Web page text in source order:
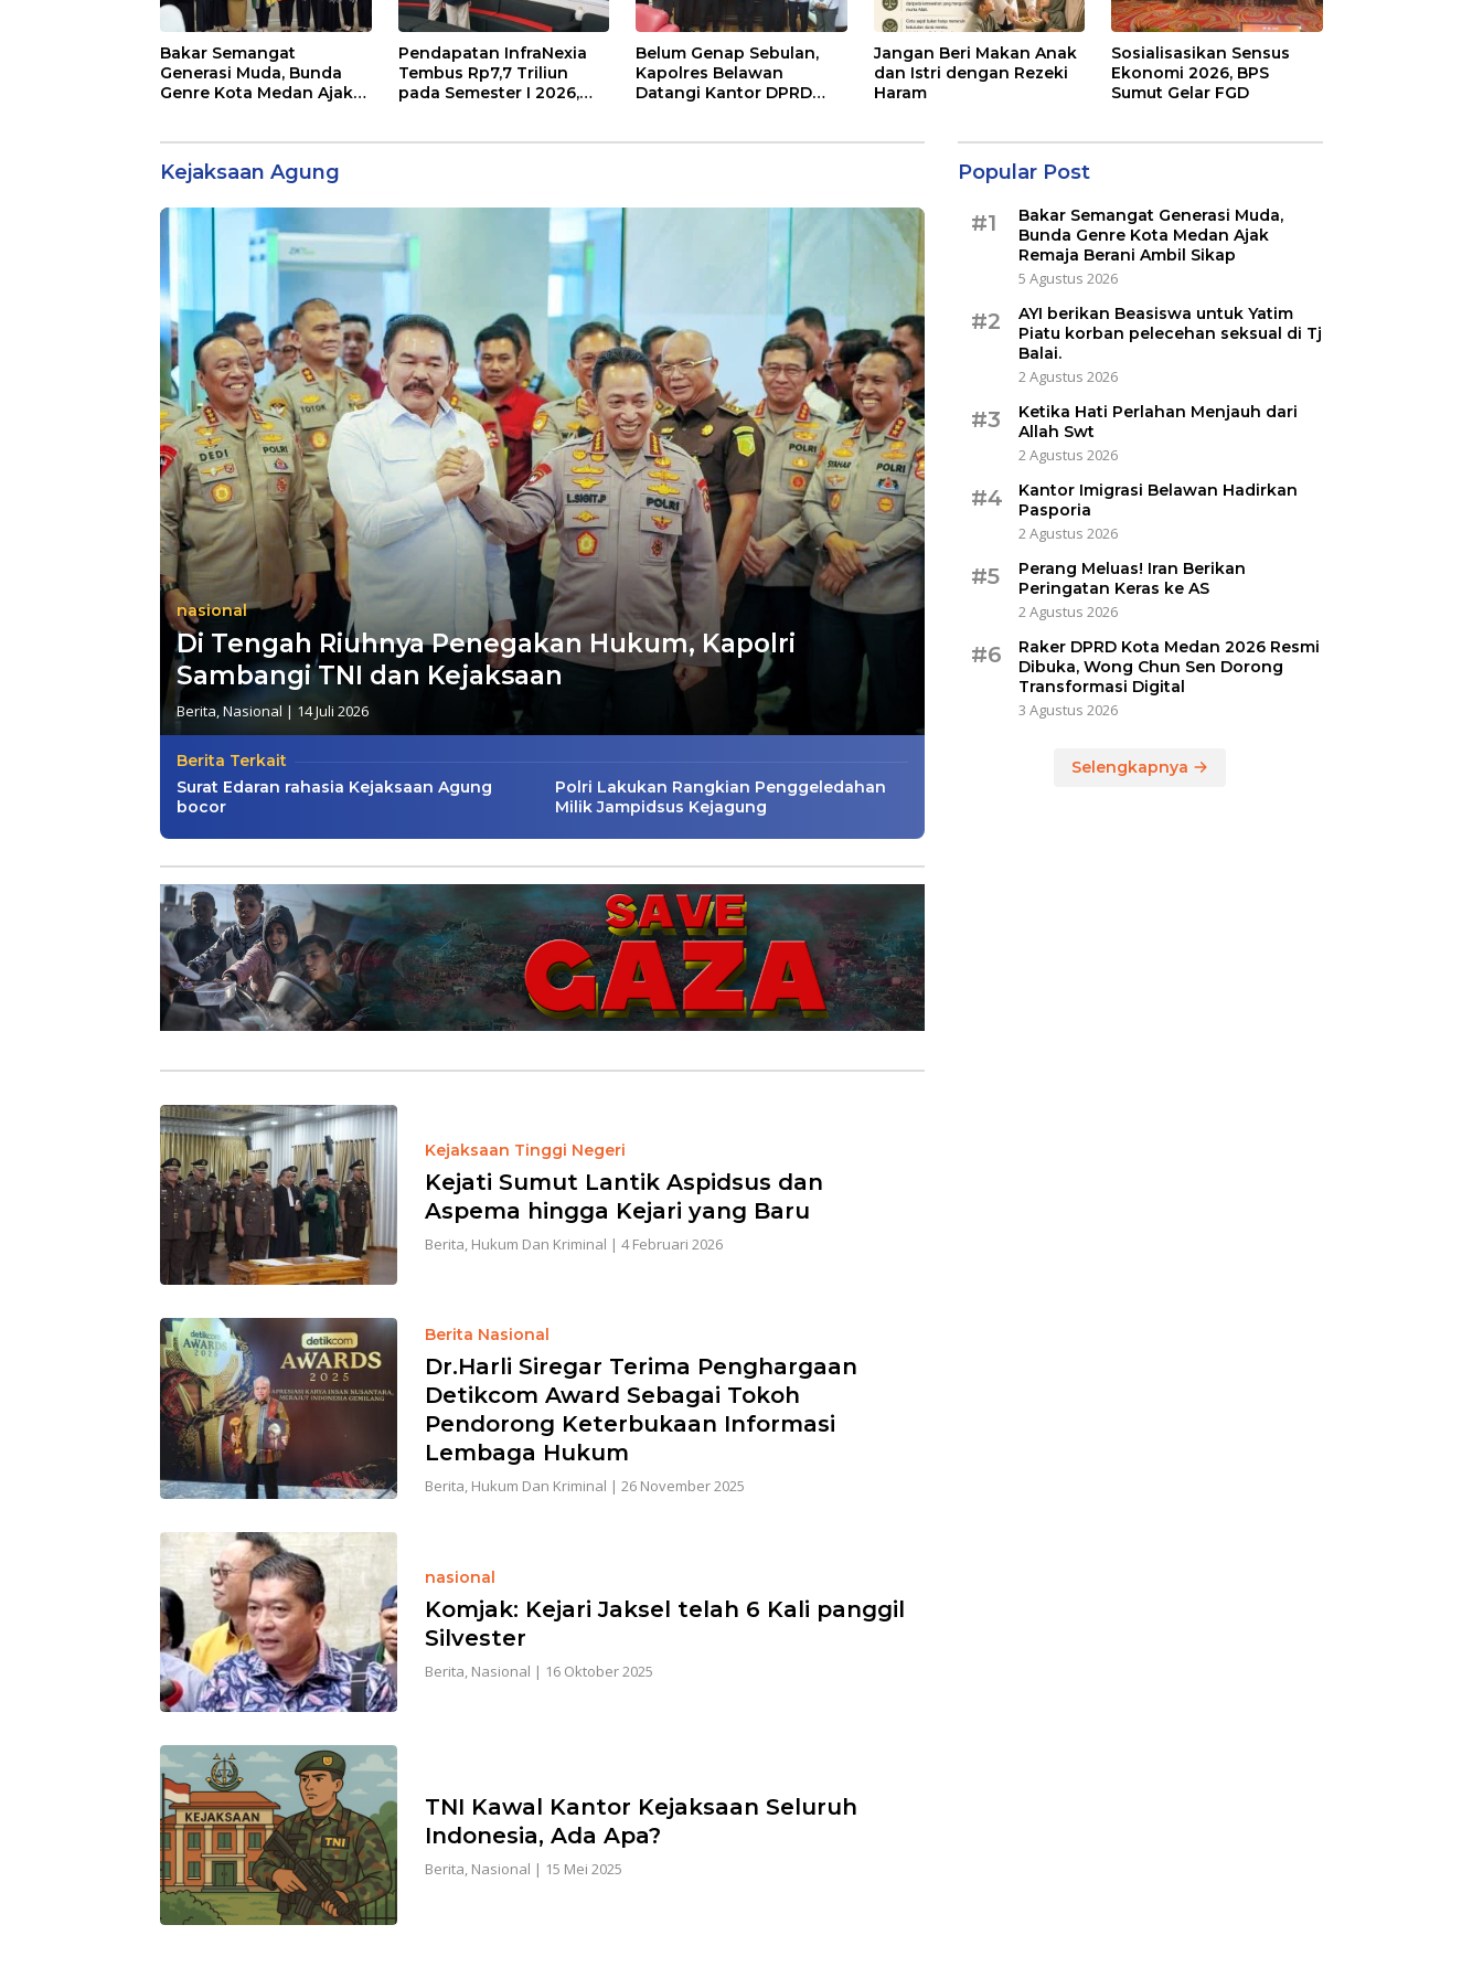
Bakar Semangat
Generasi Muda, Bunda
Genre Kota Medan Ajak
Pendapatan InfraNexia
Tembus Rp7,7 Triliun
pada Semester I 2026,
Belum Genap Sebulan,
Kapolres Belawan
Datangi Kantor DPRD
Jangan Beri Makan Anak
dan Istri dengan Rezeki
Haram
Sosialisasikan Sensus
Ekonomi 2026, BPS
Sumut Gelar FGD
Kejaksaan Agung
nasional
Di Tengah Riuhnya Penegakan Hukum, Kapolri
Sambangi TNI dan Kejaksaan
Berita,Nasional | 14 Juli 2026
Berita Terkait
Surat Edaran rahasia Kejaksaan Agung
bocor
Polri Lakukan Rangkian Penggeledahan
Milik Jampidsus Kejagung
Kejaksaan Tinggi Negeri
Kejati Sumut Lantik Aspidsus dan
Aspema hingga Kejari yang Baru
Berita, Hukum Dan Kriminal | 4 Februari 2026
Berita Nasional
Dr.Harli Siregar Terima Penghargaan
Detikcom Award Sebagai Tokoh
Pendorong Keterbukaan Informasi
Lembaga Hukum
Berita, Hukum Dan Kriminal | 26 November 2025
nasional
Komjak: Kejari Jaksel telah 6 Kali panggil
Silvester
Berita Nasional | 16 Oktober 2025
TNI Kawal Kantor Kejaksaan Seluruh
Indonesia, Ada Apa?
Berita, Nasional | 15 Mei 2025
Popular Post
#1
Bakar Semangat Generasi Muda,
Bunda Genre Kota Medan Ajak
Remaja Berani Ambil Sikap
5 Agustus 2026
#2
AYI berikan Beasiswa untuk Yatim
Piatu korban pelecehan seksual di Tj
Balai.
2 Agustus 2026
#3
Ketika Hati Perlahan Menjauh dari
Allah Swt
2 Agustus 2026
#4
Kantor Imigrasi Belawan Hadirkan
Pasporia
2 Agustus 2026
#5
Perang Meluas! Iran Berikan
Peringatan Keras ke AS
2 Agustus 2026
#6
Raker DPRD Kota Medan 2026 Resmi
Dibuka, Wong Chun Sen Dorong
Transformasi Digital
3 Agustus 2026
Selengkapnya